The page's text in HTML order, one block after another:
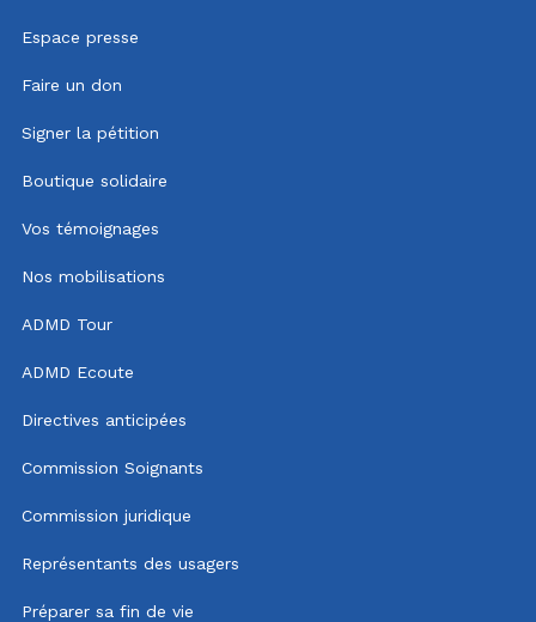
Espace presse
Faire un don
Signer la pétition
Boutique solidaire
Vos témoignages
Nos mobilisations
ADMD Tour
ADMD Ecoute
Directives anticipées
Commission Soignants
Commission juridique
Représentants des usagers
Préparer sa fin de vie